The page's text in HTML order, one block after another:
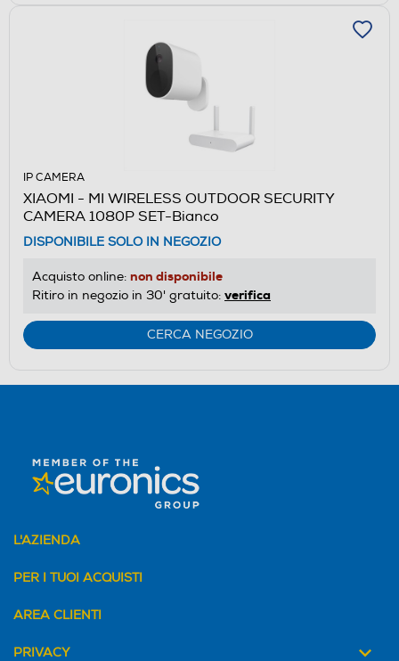
IP CAMERA
XIAOMI - MI WIRELESS OUTDOOR SECURITY
CAMERA 1080P SET-Bianco
DISPONIBILE SOLO IN NEGOZIO
Acquisto online: non disponibile
Ritiro in negozio in 30' gratuito: verifica
CERCA NEGOZIO
L'AZIENDA
PER I TUOI ACQUISTI
AREA CLIENTI
PRIVACY